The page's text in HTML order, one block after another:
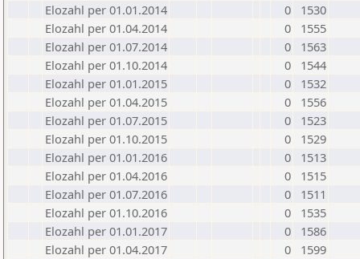
Elozahl per 01.01.2014
0
1530
Elozahl per 01.04.2014
0
1555
Elozahl per 01.07.2014
0
1563
Elozahl per 01.10.2014
0
1544
Elozahl per 01.01.2015
0
1532
Elozahl per 01.04.2015
0
1556
Elozahl per 01.07.2015
0
1523
Elozahl per 01.10.2015
0
1529
Elozahl per 01.01.2016
0
1513
Elozahl per 01.04.2016
0
1515
Elozahl per 01.07.2016
0
1511
Elozahl per 01.10.2016
0
1535
Elozahl per 01.01.2017
0
1586
Elozahl per 01.04.2017
0
1599